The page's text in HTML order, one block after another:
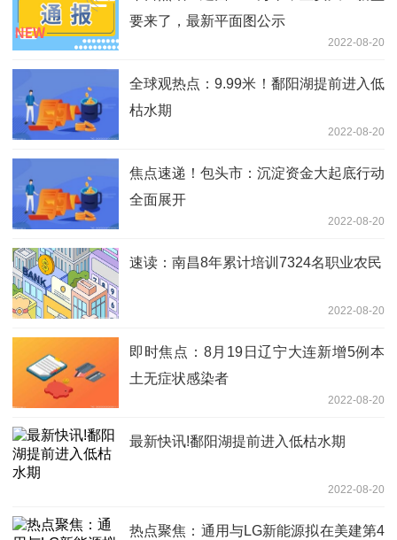
要来了，最新平面图公示
2022-08-20
全球观热点：9.99米！鄱阳湖提前进入低
枯水期
2022-08-20
焦点速递！包头市：沉淀资金大起底行动
全面展开
2022-08-20
速读：南昌8年累计培训7324名职业农民
2022-08-20
即时焦点：8月19日辽宁大连新增5例本
土无症状感染者
2022-08-20
最新快讯!鄱阳湖提前进入低枯水期
2022-08-20
热点聚焦：通用与LG新能源拟在美建第4